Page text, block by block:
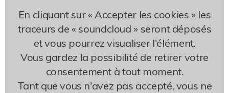
En cliquant sur « Accepter les cookies » les
traceurs de « soundcloud » seront déposés
et vous pourrez visualiser l'élément.
Vous gardez la possibilité de retirer votre
consentement à tout moment.
Tant que vous n'avez pas accepté, vous ne